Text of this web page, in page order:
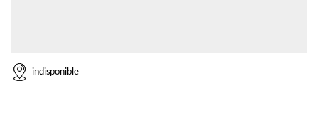
indisponible